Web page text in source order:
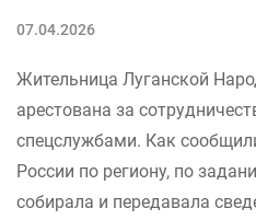
07.04.2026
Жительница Луганской
арестована за
спецслужбами. Как
России по региону, по
собирала и передавала